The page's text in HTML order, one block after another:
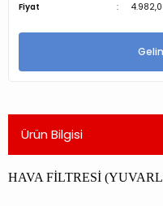
Fiyat
Ürün Bilgisi
HAVA FİLTRESİ